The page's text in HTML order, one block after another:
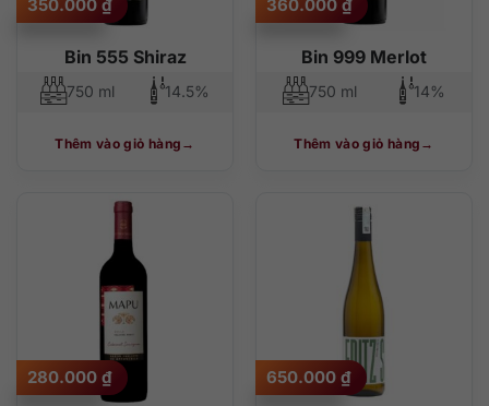
Bin 555 Shiraz
350.000 ₫
750 ml 14.5%
Thêm vào giỏ hàng
Bin 999 Merlot
360.000 ₫
750 ml 14%
Thêm vào giỏ hàng
280.000 ₫ 650.000 ₫